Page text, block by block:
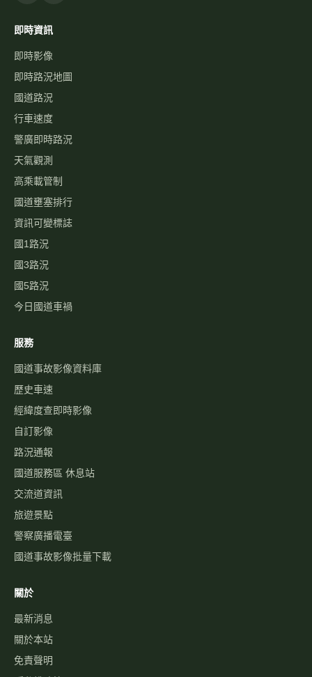
即時資訊
即時影像
即時路況地圖
國道路況
行車速度
警廣即時路況
天氣觀測
高乘載管制
國道壅塞排行
資訊可變標誌
國1路況
國3路況
國5路況
今日國道車禍
服務
國道事故影像資料庫
歷史車速
經緯度查即時影像
自訂影像
路況通報
國道服務區 休息站
交流道資訊
旅遊景點
警察廣播電臺
國道事故影像批量下載
關於
最新消息
關於本站
免責聲明